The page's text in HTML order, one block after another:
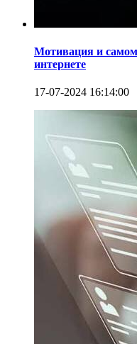
Мотивация и
интернете
17-07-2024 16:14:00